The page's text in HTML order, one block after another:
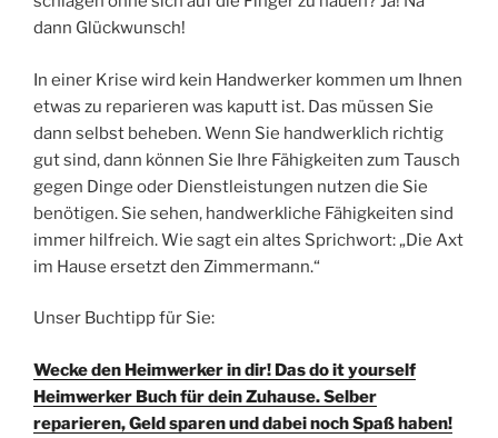
dann Glückwunsch!
In einer Krise wird kein Handwerker kommen um Ihnen
etwas zu reparieren was kaputt ist. Das müssen Sie
dann selbst beheben. Wenn Sie handwerklich richtig
gut sind, dann können Sie Ihre Fähigkeiten zum Tausch
gegen Dinge oder Dienstleistungen nutzen die Sie
benötigen. Sie sehen, handwerkliche Fähigkeiten sind
immer hilfreich. Wie sagt ein altes Sprichwort: „Die Axt
im Hause ersetzt den Zimmermann.“
Unser Buchtipp für Sie:
Wecke den Heimwerker in dir! Das do it yourself
Heimwerker Buch für dein Zuhause. Selber
reparieren, Geld sparen und dabei noch Spaß haben!